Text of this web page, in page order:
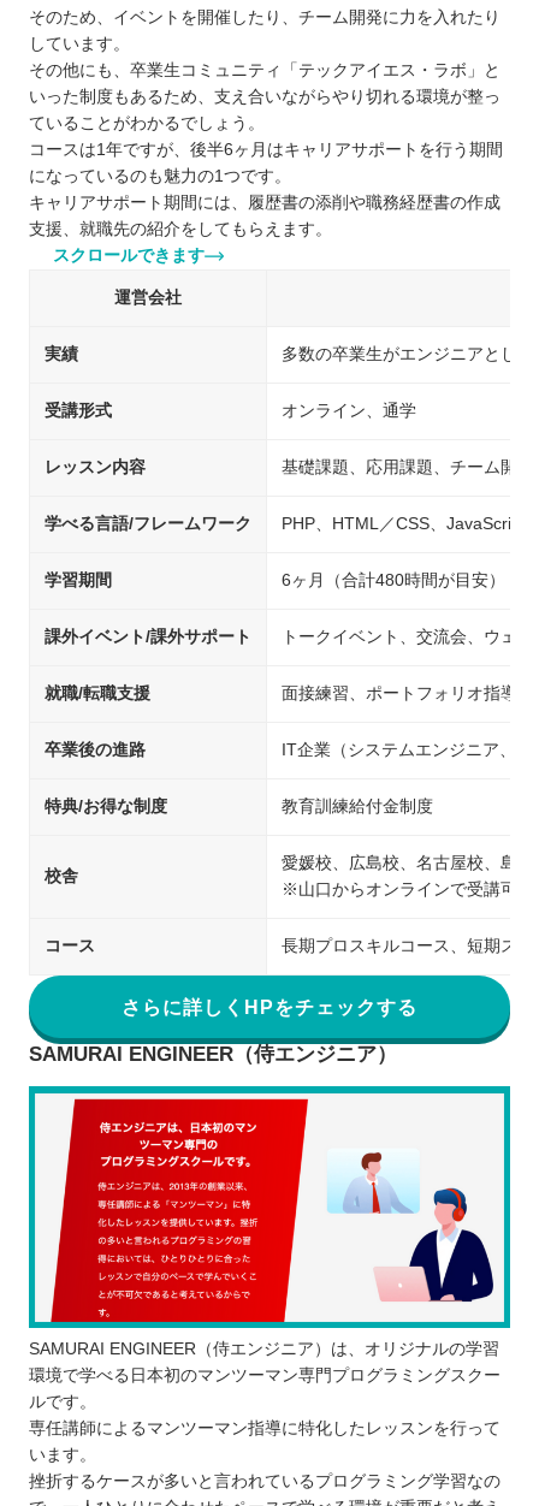
そのため、イベントを開催したり、チーム開発に力を入れたり
しています。
その他にも、卒業生コミュニティ「テックアイエス・ラボ」と
いった制度もあるため、支え合いながらやり切れる環境が整っ
ていることがわかるでしょう。
コースは1年ですが、後半6ヶ月はキャリアサポートを行う期間
になっているのも魅力の1つです。
キャリアサポート期間には、履歴書の添削や職務経歴書の作成
支援、就職先の紹介をしてもらえます。
スクロールできます
運営会社
実績 多数の卒業生がエンジニアとして
受講形式 オンライン、通学
レッスン内容 基礎課題、応用課題、チーム開発
学べる言語/フレームワーク PHP、HTML／CSS、JavaScript
学習期間 6ヶ月（合計480時間が目安）
課外イベント/課外サポート トークイベント、交流会、ウェ
就職/転職支援 面接練習、ポートフォリオ指導
卒業後の進路 IT企業（システムエンジニア、
特典/お得な制度 教育訓練給付金制度
校舎
愛媛校、広島校、名古屋校、島根
※山口からオンラインで受講可能
コース 長期プロスキルコース、短期ス
さらに詳しくHPをチェックする
SAMURAI ENGINEER（侍エンジニア）
SAMURAI ENGINEER（侍エンジニア）は、オリジナルの学習
環境で学べる日本初のマンツーマン専門プログラミングスクー
ルです。
専任講師によるマンツーマン指導に特化したレッスンを行って
います。
挫折するケースが多いと言われているプログラミング学習なの